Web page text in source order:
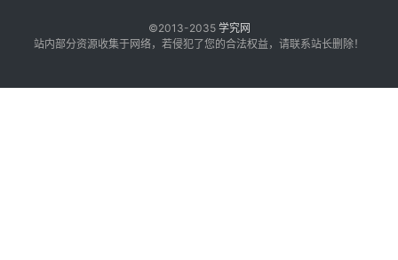
©2013-2035 学究网
站内部分资源收集于网络，若侵犯了您的合法权益，请联系站长删除！